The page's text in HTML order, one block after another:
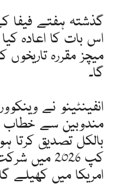
گذشتہ ہفتے فیفا
اس بات کا اعادہ
میچز مقررہ
گا۔
انفینٹینو نے
مندوبین سے خطاب
بالکل تصدیق کرتا
کپ 2026
امریکا میں کھیلے